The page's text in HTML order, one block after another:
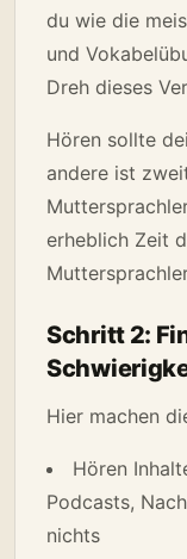
du wie die
und
Dreh dieses
Hören sollte
andere ist
erheblich Zeit
Schritt 2:
Hier machen
Hören
Podcasts,
nichts